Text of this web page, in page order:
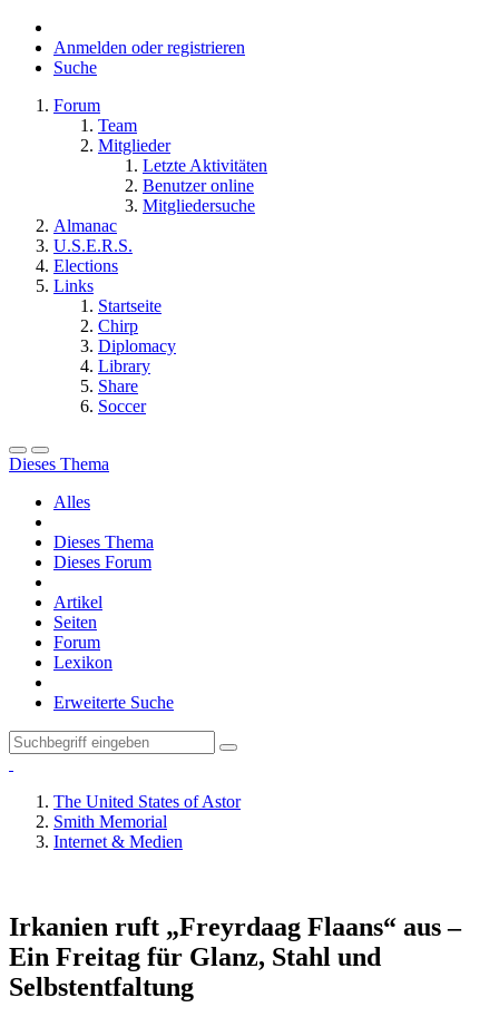
Anmelden oder registrieren
Suche
Forum
Team
Mitglieder
Letzte Aktivitäten
Benutzer online
Mitgliedersuche
Almanac
U.S.E.R.S.
Elections
Links
Startseite
Chirp
Diplomacy
Library
Share
Soccer
Dieses Thema
Alles
Dieses Thema
Dieses Forum
Artikel
Seiten
Forum
Lexikon
Erweiterte Suche
The United States of Astor
Smith Memorial
Internet & Medien
Irkanien ruft „Freyrdaag Flaans“ aus –
Ein Freitag für Glanz, Stahl und
Selbstentfaltung